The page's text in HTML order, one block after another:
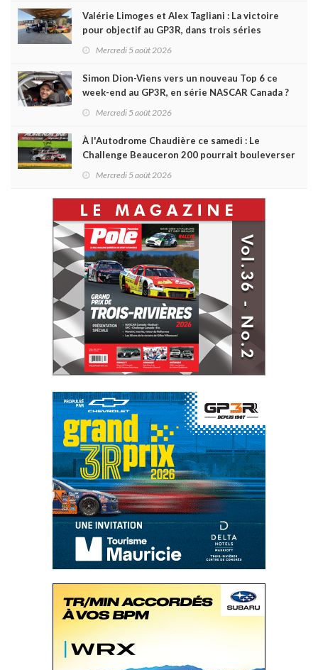
Valérie Limoges et Alex Tagliani : La victoire
pour objectif au GP3R, dans trois séries
Mercredi 5 août 2026
Simon Dion-Viens vers un nouveau Top 6 ce
week-end au GP3R, en série NASCAR Canada ?
Mercredi 5 août 2026
À l'Autodrome Chaudière ce samedi : Le
Challenge Beauceron 200 pourrait bouleverser
Mercredi 5 août 2026